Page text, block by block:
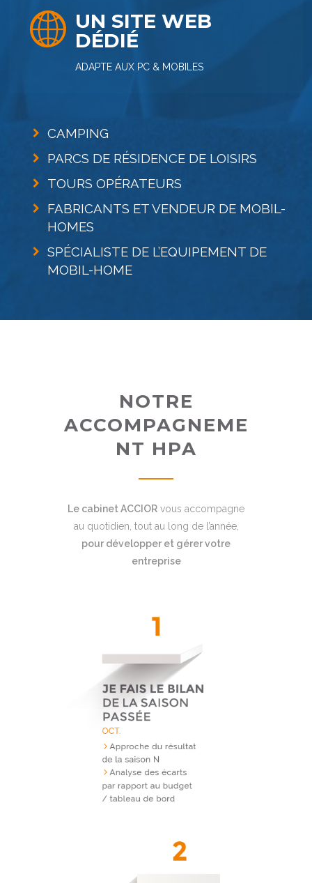
UN SITE WEB
DÉDIÉ
ADAPTE AUX PC & MOBILES
CAMPING
PARCS DE RÉSIDENCE DE LOISIRS
TOURS OPÉRATEURS
FABRICANTS ET VENDEUR DE MOBIL-
HOMES
SPÉCIALISTE DE L’EQUIPEMENT DE
MOBIL-HOME
NOTRE
ACCOMPAGNEME
NT HPA
Le cabinet ACCIOR vous accompagne
au quotidien, tout au long de l’année,
pour développer et gérer votre
entreprise